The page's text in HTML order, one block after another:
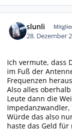
slunli
28. Dezember
Ich vermute, dass
im Fuß der
Frequenzen
Also alles
Leute dann die
Würde das also
haste das Geld für